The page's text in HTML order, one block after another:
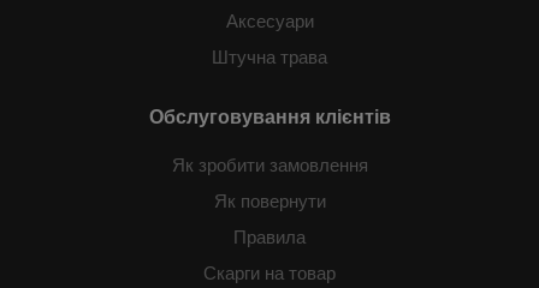
Аксесуари
Штучна трава
Обслуговування клієнтів
Як зробити замовлення
Як повернути
Правила
Скарги на товар